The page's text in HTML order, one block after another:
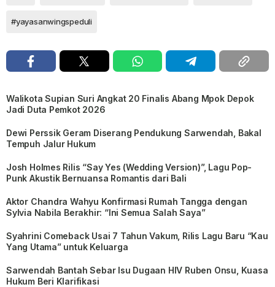
#yayasanwingspeduli
Walikota Supian Suri Angkat 20 Finalis Abang Mpok Depok
Jadi Duta Pemkot 2026
Dewi Perssik Geram Diserang Pendukung Sarwendah, Bakal
Tempuh Jalur Hukum
Josh Holmes Rilis “Say Yes (Wedding Version)”, Lagu Pop-
Punk Akustik Bernuansa Romantis dari Bali
Aktor Chandra Wahyu Konfirmasi Rumah Tangga dengan
Sylvia Nabila Berakhir: “Ini Semua Salah Saya”
Syahrini Comeback Usai 7 Tahun Vakum, Rilis Lagu Baru “Kau
Yang Utama” untuk Keluarga
Sarwendah Bantah Sebar Isu Dugaan HIV Ruben Onsu, Kuasa
Hukum Beri Klarifikasi